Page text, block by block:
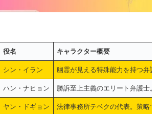
役名 キャラクター概要
シン・イラン 幽霊が見える特殊能力を持つ弁
ハン・ナヒョン 勝訴至上主義のエリート弁護士
ヤン・ドギョン 法律事務所テベクの代表。策略